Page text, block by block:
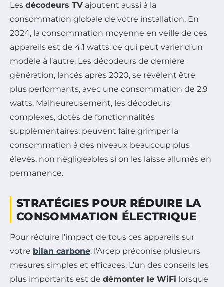
Les décodeurs TV ajoutent aussi à la
consommation globale de votre installation. En
2024, la consommation moyenne en veille de ces
appareils est de 4,1 watts, ce qui peut varier d’un
modèle à l’autre. Les décodeurs de dernière
génération, lancés après 2020, se révèlent être
plus performants, avec une consommation de 2,9
watts. Malheureusement, les décodeurs
complexes, dotés de fonctionnalités
supplémentaires, peuvent faire grimper la
consommation à des niveaux beaucoup plus
élevés, non négligeables si on les laisse allumés en
permanence.
STRATÉGIES POUR RÉDUIRE LA
CONSOMMATION ÉLECTRIQUE
Pour réduire l’impact de tous ces appareils sur
votre bilan carbone, l’Arcep préconise plusieurs
mesures simples et efficaces. L’un des conseils les
plus importants est de démonter le WiFi lorsque